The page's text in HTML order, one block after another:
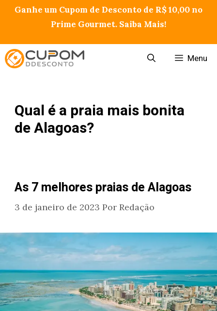
Pular
conteúdo
Ganhe um Cupom de Desconto de R$ 10,00 no
Prime Gourmet. Saiba Mais!
Menu
Qual é a praia mais bonita
de Alagoas?
As 7 melhores praias de Alagoas
3 de janeiro de 2023 Por Redação